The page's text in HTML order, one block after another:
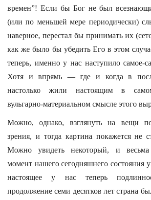
времен”! Если бы Бог не был
(или по меньшей мере периодически)
наверное, перестал бы принимать их
как же было бы убедить Его в этом
теперь, именно у нас наступило самое-
Хотя и впрямь — где и когда в
настолько жили настоящим в
вульгарно-материальном смысле этого
Можно, однако, взглянуть на вещи
зрения, и тогда картина покажется не
Можно увидеть некоторый, и весьма
момент нашего сегодняшнего состояния
настоящее у нас теперь
продолжение семи десятков лет страна